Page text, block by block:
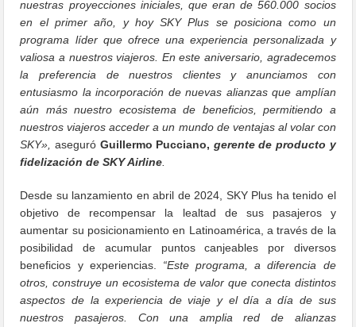
nuestras proyecciones iniciales, que eran de 560.000 socios
en el primer año, y hoy SKY Plus se posiciona como un
programa líder que ofrece una experiencia personalizada y
valiosa a nuestros viajeros. En este aniversario, agradecemos
la preferencia de nuestros clientes y anunciamos con
entusiasmo la incorporación de nuevas alianzas que amplían
aún más nuestro ecosistema de beneficios, permitiendo a
nuestros viajeros acceder a un mundo de ventajas al volar con
SKY»,aseguró Guillermo Pucciano, gerente de producto y
fidelización de SKY Airline
Desde su lanzamiento en abril de 2024, SKY Plus ha tenido el
objetivo de recompensar la lealtad de sus pasajeros y
aumentar su posicionamiento en Latinoamérica, a través de la
posibilidad de acumular puntos canjeables por diversos
beneficios y experiencias. “Este programa, a diferencia de
otros, construye un ecosistema de valor que conecta distintos
aspectos de la experiencia de viaje y el día a día de sus
nuestros pasajeros. Con una amplia red de alianzas